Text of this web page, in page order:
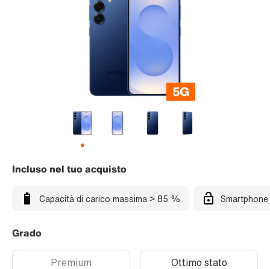
Incluso nel tuo acquisto
Capacità di carico massima > 85 %
Grado
Premium Ottimo stato